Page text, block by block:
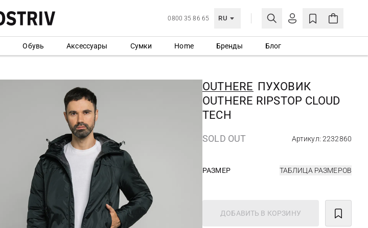
0800 35 86 65 RU
ЛИЧНЫЙ КАБИНЕТ
Еще не зарегистрированы?
СОЗДАТЬ УЧЕТНУЮ ЗАПИСЬ
Обувь Аксессуары Сумки Home Бренды Блог
OUTHERE ПУХОВИК
OUTHERE RIPSTOP CLOUD
TECH
SOLD OUT Артикул: 2232860
РАЗМЕР ТАБЛИЦА РАЗМЕРОВ
ДОБАВИТЬ В КОРЗИНУ